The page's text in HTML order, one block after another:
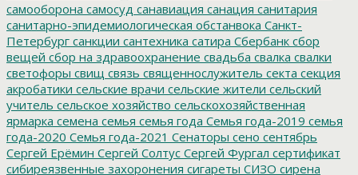
самооборона самосуд санавиация санация санитария
санитарно-эпидемиологическая обстанвока Санкт-
Петербург санкции сантехника сатира Сбербанк сбор
вещей сбор на здравоохранение свадьба свалка свалки
светофоры свищ связь священнослужитель секта секция
акробатики сельские врачи сельские жители сельский
учитель сельское хозяйство сельскохозяйственная
ярмарка семена семья семья года Семья года-2019 семья
года-2020 Семья года-2021 Сенаторы сено сентябрь
Сергей Ерёмин Сергей Солтус Сергей Фургал сертификат
сибиреязвенные захоронения сигареты СИЗО сирена